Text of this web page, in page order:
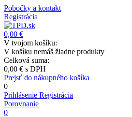
Pobočky a kontakt
Registrácia
0,00 €
V tvojom košíku:
V košíku nemáš žiadne produkty
Celková suma:
0,00 € s DPH
Prejsť do nákupného košíka
0
Prihlásenie Registrácia
Porovnanie
0